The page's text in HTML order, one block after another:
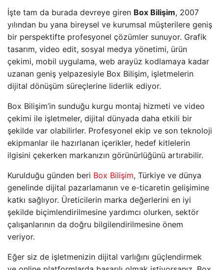
İşte tam da burada devreye giren Box Bilişim, 2007
yılından bu yana bireysel ve kurumsal müşterilere geniş
bir perspektifte profesyonel çözümler sunuyor. Grafik
tasarım, video edit, sosyal medya yönetimi, ürün
çekimi, mobil uygulama, web arayüz kodlamaya kadar
uzanan geniş yelpazesiyle Box Bilişim, işletmelerin
dijital dönüşüm süreçlerine liderlik ediyor.
Box Bilişim’in sunduğu kurgu montaj hizmeti ve video
çekimi ile işletmeler, dijital dünyada daha etkili bir
şekilde var olabilirler. Profesyonel ekip ve son teknoloji
ekipmanlar ile hazırlanan içerikler, hedef kitlelerin
ilgisini çekerken markanızın görünürlüğünü artırabilir.
Kurulduğu günden beri Box Bilişim, Türkiye ve dünya
genelinde dijital pazarlamanın ve e-ticaretin gelişimine
katkı sağlıyor. Üreticilerin marka değerlerini en iyi
şekilde biçimlendirilmesine yardımcı olurken, sektör
çalışanlarının da doğru bilgilendirilmesine önem
veriyor.
Eğer siz de işletmenizin dijital varlığını güçlendirmek